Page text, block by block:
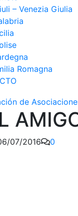
– Venezia Giulia
Romagna
07/2016 0